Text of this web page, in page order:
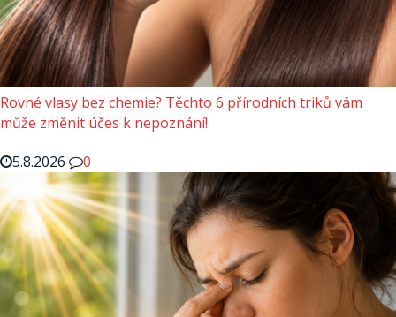
Rovné vlasy bez chemie? Těchto 6 přírodních triků vám
může změnit účes k nepoznání!
5.8.2026
0